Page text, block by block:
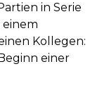
in Serie
Kollegen:
einer